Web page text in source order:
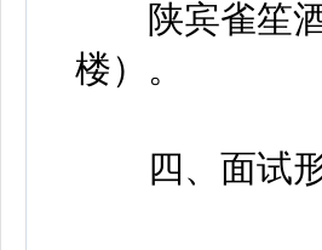
陕宾雀笙酒
楼）。
四、面试